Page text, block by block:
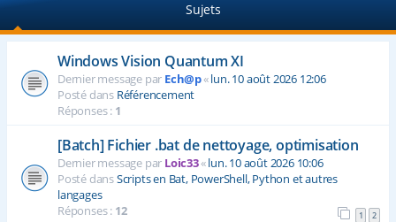
Sujets
Windows Vision Quantum XI
Dernier message par Ech@p«lun. 10 août 2026 12:06
Posté dans Référencement
Réponses : 1
[Batch] Fichier .bat de nettoyage, optimisation
Dernier message par Loic33«lun. 10 août 2026 10:06
Posté dansScripts en Bat, PowerShell, Python et autres
langages
Réponses : 12 1 2